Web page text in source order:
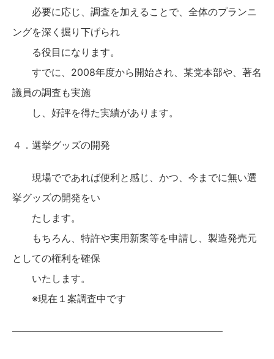
必要に応じ、調査を加えることで、全体のプランニ
ングを深く掘り下げられ
る役目になります。
すでに、2008年度から開始され、某党本部や、著名
議員の調査も実施
し、好評を得た実績があります。
４．選挙グッズの開発
現場でであれば便利と感じ、かつ、今までに無い選
挙グッズの開発をい
たします。
もちろん、特許や実用新案等を申請し、製造発売元
としての権利を確保
いたします。
※現在１案調査中です
—————————————————————–